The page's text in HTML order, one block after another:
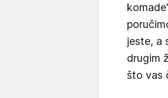
jeste, a
drugim
što vas